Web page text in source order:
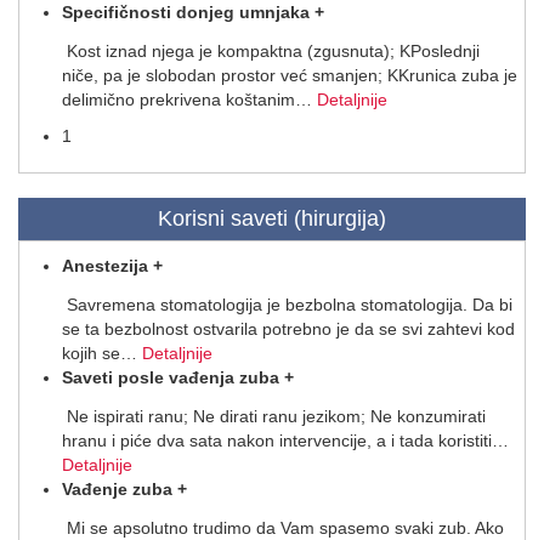
Specifičnosti donjeg umnjaka +
Kost iznad njega je kompaktna (zgusnuta); KPoslednji
niče, pa je slobodan prostor već smanjen; KKrunica zuba je
delimično prekrivena koštanim
Detaljnije
1
Korisni saveti (hirurgija)
Anestezija +
Savremena stomatologija je bezbolna stomatologija. Da bi
se ta bezbolnost ostvarila potrebno je da se svi zahtevi kod
kojih se
Detaljnije
Saveti posle vađenja zuba +
Ne ispirati ranu; Ne dirati ranu jezikom; Ne konzumirati
hranu i piće dva sata nakon intervencije, a i tada koristiti
Detaljnije
Vađenje zuba +
Mi se apsolutno trudimo da Vam spasemo svaki zub. Ako